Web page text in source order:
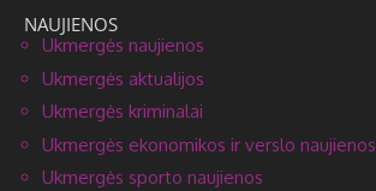
NAUJIENOS
Ukmergės naujienos
Ukmergės aktualijos
Ukmergės kriminalai
Ukmergės ekonomikos ir verslo naujienos
Ukmergės sporto naujienos